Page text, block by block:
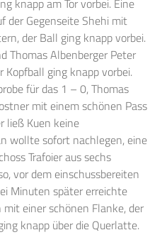
knapp am Tor vorbei. Eine
der Gegenseite Shehi mit
der Ball ging knapp vorbei.
Thomas Albenberger Peter
Kopfball ging knapp vorbei.
für das 1 – 0, Thomas
mit einem schönen Pass
ließ Kuen keine
wollte sofort nachlegen, eine
Trafoier aus sechs
vor dem einschussbereiten
Minuten später erreichte
einer schönen Flanke, der
knapp über die Querlatte.